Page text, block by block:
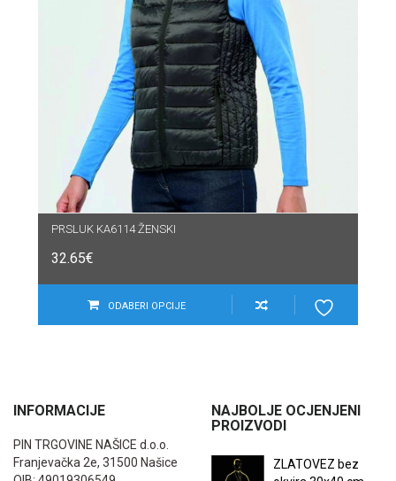
PRSLUK KA6114 ŽENSKI
32.65€
ODABERI OPCIJE
INFORMACIJE
PIN TRGOVINE NAŠICE d.o.o.
Franjevačka 2e, 31500 Našice
NAJBOLJE OCJENJENI
PROIZVODI
ZLATOVEZ bez